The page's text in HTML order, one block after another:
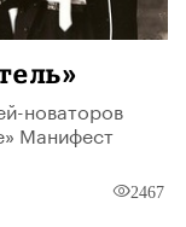
новаторов
Манифест
2467